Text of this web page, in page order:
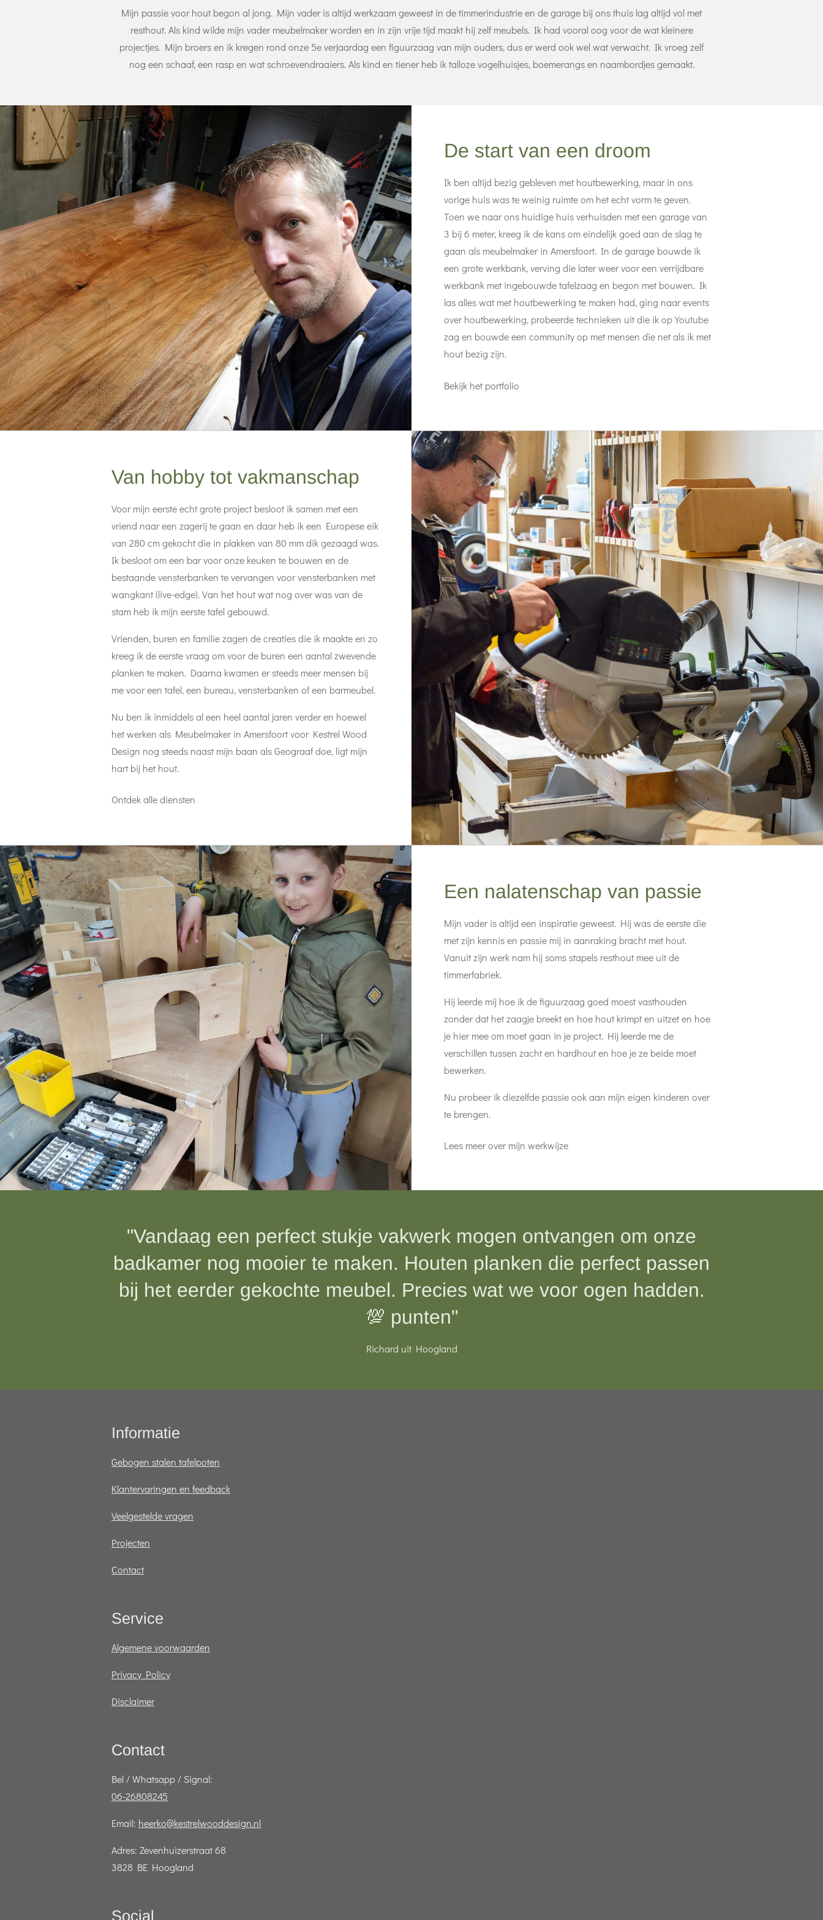
Mijn passie voor hout begon al jong. Mijn vader is altijd werkzaam geweest in de timmerindustrie en de garage bij ons thuis lag altijd vol met
resthout. Als kind wilde mijn vader meubelmaker worden en in zijn vrije tijd maakt hij zelf meubels. Ik had vooral oog voor de wat kleinere
projectjes. Mijn broers en ik kregen rond onze 5e verjaardag een figuurzaag van mijn ouders, dus er werd ook wel wat verwacht. Ik vroeg zelf
nog een schaaf, een rasp en wat schroevendraaiers. Als kind en tiener heb ik talloze vogelhuisjes, boemerangs en naambordjes gemaakt.
De start van een droom
Ik ben altijd bezig gebleven met houtbewerking, maar in ons
vorige huis was te weinig ruimte om het echt vorm te geven.
Toen we naar ons huidige huis verhuisden met een garage van
3 bij 6 meter, kreeg ik de kans om eindelijk goed aan de slag te
gaan als meubelmaker in Amersfoort. In de garage bouwde ik
een grote werkbank, verving die later weer voor een verrijdbare
werkbank met ingebouwde tafelzaag en begon met bouwen. Ik
las alles wat met houtbewerking te maken had, ging naar events
over houtbewerking, probeerde technieken uit die ik op Youtube
zag en bouwde een community op met mensen die net als ik met
hout bezig zijn.
Bekijk het portfolio
Van hobby tot vakmanschap
Voor mijn eerste echt grote project besloot ik samen met een
vriend naar een zagerij te gaan en daar heb ik een Europese eik
van 280 cm gekocht die in plakken van 80 mm dik gezaagd was.
Ik besloot om een bar voor onze keuken te bouwen en de
bestaande vensterbanken te vervangen voor vensterbanken met
wangkant (live-edge). Van het hout wat nog over was van de
stam heb ik mijn eerste tafel gebouwd.
Vrienden, buren en familie zagen de creaties die ik maakte en zo
kreeg ik de eerste vraag om voor de buren een aantal zwevende
planken te maken. Daarna kwamen er steeds meer mensen bij
me voor een tafel, een bureau, vensterbanken of een barmeubel.
Nu ben ik inmiddels al een heel aantal jaren verder en hoewel
het werken als Meubelmaker in Amersfoort voor Kestrel Wood
Design nog steeds naast mijn baan als Geograaf doe, ligt mijn
hart bij het hout.
Ontdek alle diensten
Een nalatenschap van passie
Mijn vader is altijd een inspiratie geweest. Hij was de eerste die
met zijn kennis en passie mij in aanraking bracht met hout.
Vanuit zijn werk nam hij soms stapels resthout mee uit de
timmerfabriek.
Hij leerde mij hoe ik de figuurzaag goed moest vasthouden
zonder dat het zaagje breekt en hoe hout krimpt en uitzet en hoe
je hier mee om moet gaan in je project. Hij leerde me de
verschillen tussen zacht en hardhout en hoe je ze beide moet
bewerken.
Nu probeer ik diezelfde passie ook aan mijn eigen kinderen over
te brengen.
Lees meer over mijn werkwijze
"Vandaag een perfect stukje vakwerk mogen ontvangen om onze
badkamer nog mooier te maken. Houten planken die perfect passen
bij het eerder gekochte meubel. Precies wat we voor ogen hadden.
💯 punten"
Richard uit Hoogland
Informatie
Gebogen stalen tafelpoten
Klantervaringen en feedback
Veelgestelde vragen
Projecten
Contact
Service
Algemene voorwaarden
Privacy Policy
Disclaimer
Contact
Bel / Whatsapp / Signal:
06-26808245
Email: heerko@kestrelwooddesign.nl
Adres: Zevenhuizerstraat 68
3828 BE Hoogland
Social